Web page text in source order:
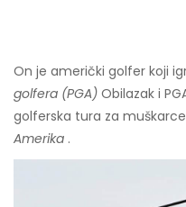
On je američki golfer koji
golfera (PGA) Obilazak i
golferska tura za
Amerika .